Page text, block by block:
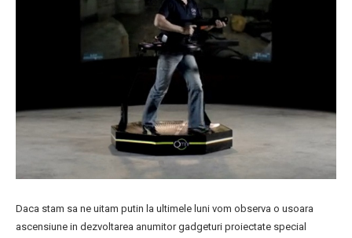
Daca stam sa ne uitam putin la ultimele luni vom observa o usoara
ascensiune in dezvoltarea anumitor gadgeturi proiectate special